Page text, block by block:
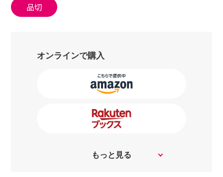
オンラインで購入
もっと見る
品切